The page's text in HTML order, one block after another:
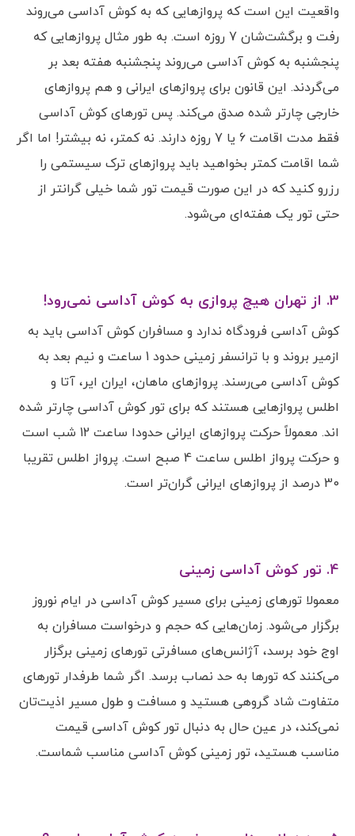
واقعیت این است که پروازهایی که به کوش آداسی می‌روند
رفت و برگشت‌شان 7 روزه است. به طور مثال پروازهایی که
پنجشنبه به کوش آداسی می‌روند پنجشنبه هفته بعد بر
می‌گردند. این قانون برای پروازهای ایرانی و هم پروازهای
خارجی چارتر شده صدق می‌کند. پس تورهای کوش آداسی
فقط مدت اقامت 6 یا 7 روزه دارند. نه کمتر، نه بیشتر! اما اگر
شما اقامت کمتر بخواهید باید پروازهای ترک سیستمی را
رزرو کنید که در این صورت قیمت تور شما خیلی گرانتر از
حتی تور یک هفته‌ای می‌شود.
3. از تهران هیچ پروازی به کوش آداسی نمی‌رود!
کوش آداسی فرودگاه ندارد و مسافران کوش آداسی باید به
ازمیر بروند و با ترانسفر زمینی حدود 1 ساعت و نیم بعد به
کوش آداسی می‌رسند. پروازهای ماهان، ایران ایر، آتا و
اطلس پروازهایی هستند که برای تور کوش آداسی چارتر شده
اند. معمولاً حرکت پروازهای ایرانی حدودا ساعت 12 شب است
و حرکت پرواز اطلس ساعت 4 صبح است. پرواز اطلس تقریبا
30 درصد از پروازهای ایرانی گران‌تر است.
4. تور کوش آداسی زمینی
معمولا تورهای زمینی برای مسیر کوش آداسی در ایام نوروز
برگزار می‌شود. زمان‌هایی که حجم و درخواست مسافران به
اوج خود برسد، آژانس‌های مسافرتی تورهای زمینی برگزار
می‌کنند که تورها به حد نصاب برسد. اگر شما طرفدار تورهای
متفاوت شاد گروهی هستید و مسافت و طول مسیر اذیت‌تان
نمی‌کند، در عین حال به دنبال تور کوش آداسی قیمت
مناسب هستید، تور زمینی کوش آداسی مناسب شماست.